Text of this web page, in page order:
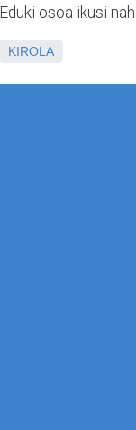
Eduki osoa ikusi
KIROLA